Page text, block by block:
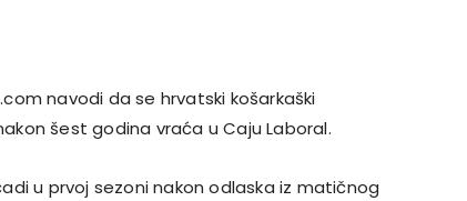
navodi da se hrvatski košarkaški
šest godina vraća u Caju Laboral.
u prvoj sezoni nakon odlaska iz matičnog